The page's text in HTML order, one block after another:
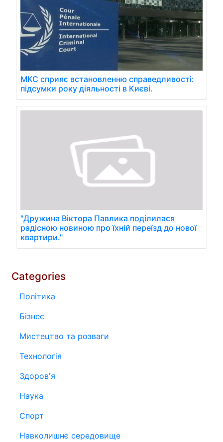
МКС сприяє встановленню справедливості:
підсумки року діяльності в Києві.
"Дружина Віктора Павлика поділилася
радісною новиною про їхній переїзд до нової
квартири."
Categories
Політика
Бізнес
Мистецтво та розваги
Технологія
Здоров'я
Наука
Спорт
Навколишнє середовище